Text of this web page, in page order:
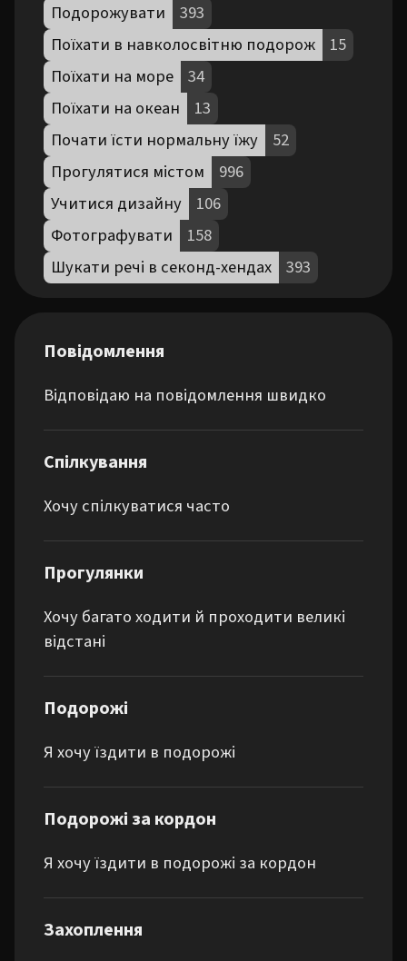
Подорожувати
393
Поїхати в навколосвітню подорож
15
Поїхати на море
34
Поїхати на океан
13
Почати їсти нормальну їжу
52
Прогулятися містом
996
Учитися дизайну
106
Фотографувати
158
Шукати речі в секонд-хендах
393
Повідомлення
Відповідаю на повідомлення швидко
Спілкування
Хочу спілкуватися часто
Прогулянки
Хочу багато ходити й проходити великі
відстані
Подорожі
Я хочу їздити в подорожі
Подорожі за кордон
Я хочу їздити в подорожі за кордон
Захоплення